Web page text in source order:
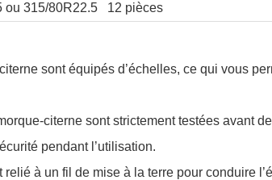
ou 315/80R22.5 12 pièces
sont équipés d’échelles, ce qui vous
citerne sont strictement testées avant
pendant l’utilisation.
relié à un fil de mise à la terre pour conduire